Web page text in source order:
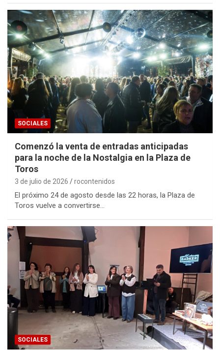
SOCIALES
Comenzó la venta de entradas anticipadas
para la noche de la Nostalgia en la Plaza de
Toros
3 de julio de 2026 rocontenidos
El próximo 24 de agosto desde las 22 horas, la Plaza de
Toros vuelve a convertirse…
SOCIALES